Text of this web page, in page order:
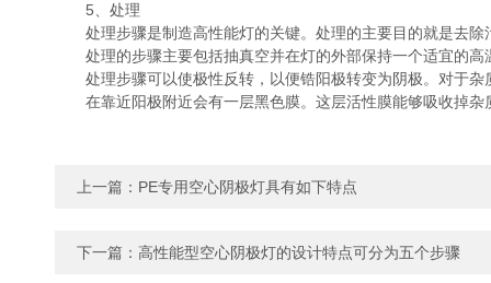
5、处理
处理步骤是制造高性能灯的关键。处理的主要目的就是去除
处理的步骤主要包括抽真空并在灯的外部保持一个适宜的高
处理步骤可以使极性反转，以便锆阳极转变为阴极。对于杂
在靠近阳极附近会有一层黑色膜。这层活性膜能够吸收掉杂
上一篇： PE专用空心阴极灯具有如下特点
下一篇： 高性能型空心阴极灯的设计特点可分为五个步骤